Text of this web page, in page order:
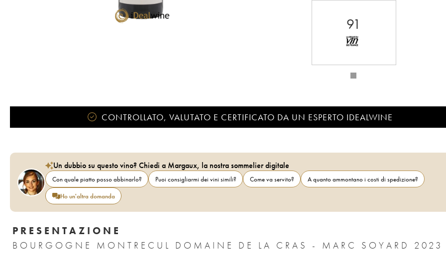
91
CONTROLLATO, VALUTATO E CERTIFICATO DA UN ESPERTO IDEALWINE
Un dubbio su questo vino? Chiedi a Margaux, la nostra sommelier digitale
Con quale piatto posso abbinarlo? Puoi consigliarmi dei vini simili? Come va servito?
A quanto ammontano i costi di spedizione?
Ho un'altra domanda
PRESENTAZIONE
BOURGOGNE MONTRECUL DOMAINE DE LA CRAS - MARC SOYARD 2023